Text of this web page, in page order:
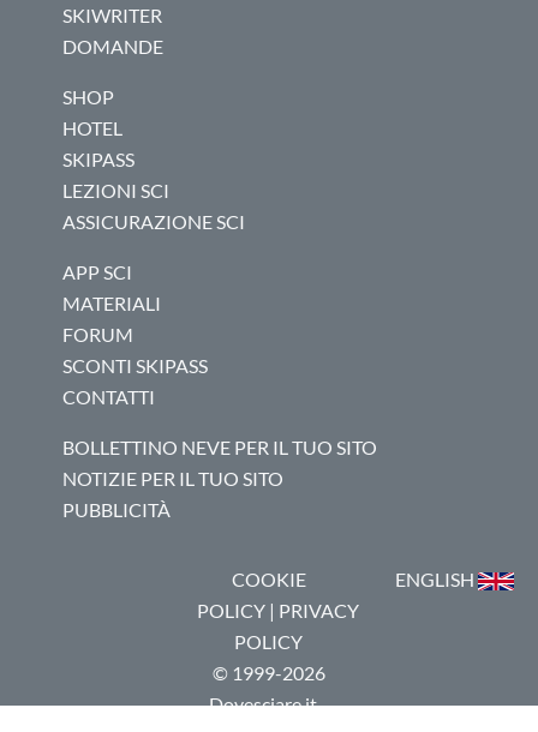
SKIWRITER
DOMANDE
SHOP
HOTEL
SKIPASS
LEZIONI SCI
ASSICURAZIONE SCI
APP SCI
MATERIALI
FORUM
SCONTI SKIPASS
CONTATTI
BOLLETTINO NEVE PER IL TUO SITO
NOTIZIE PER IL TUO SITO
PUBBLICITÀ
COOKIE
POLICY| PRIVACY
POLICY
© 1999-2026
Dovesciare.it -
ENGLISH